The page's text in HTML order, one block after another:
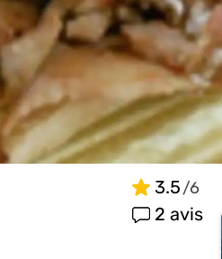
3.5
2 avis